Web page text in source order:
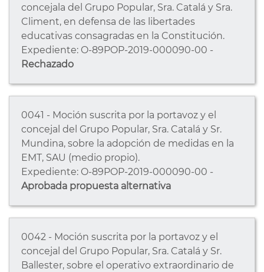
concejala del Grupo Popular, Sra. Catalá y Sra.
Climent, en defensa de las libertades
educativas consagradas en la Constitución.
Expediente: O-89POP-2019-000090-00 -
Rechazado
0041 - Moción suscrita por la portavoz y el
concejal del Grupo Popular, Sra. Catalá y Sr.
Mundina, sobre la adopción de medidas en la
EMT, SAU (medio propio).
Expediente: O-89POP-2019-000090-00 -
Aprobada propuesta alternativa
0042 - Moción suscrita por la portavoz y el
concejal del Grupo Popular, Sra. Catalá y Sr.
Ballester, sobre el operativo extraordinario de